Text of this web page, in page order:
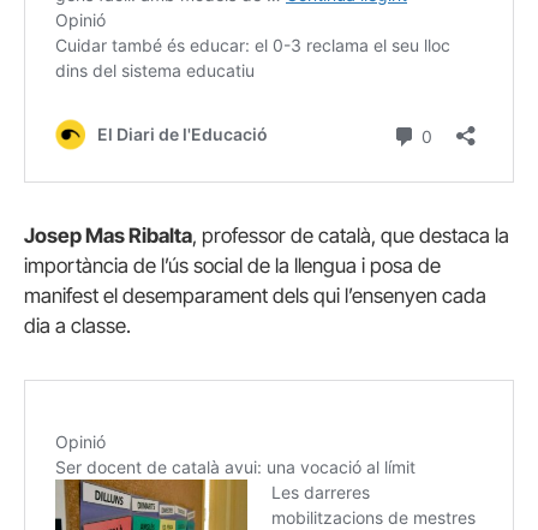
Josep Mas Ribalta, professor de català, que destaca la
importància de l’ús social de la llengua i posa de
manifest el desemparament dels qui l’ensenyen cada
dia a classe.